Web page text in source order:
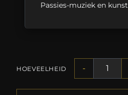
Passies-muziek en kunst
HOEVEELHEID -